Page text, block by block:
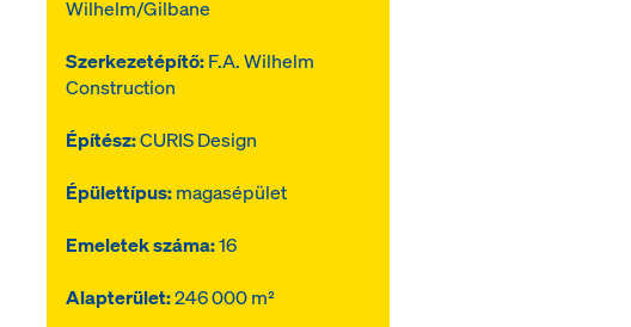
Wilhelm/Gilbane
Szerkezetépítő:F.A. Wilhelm
Construction
Építész:CURIS Design
Épülettípus:magasépület
Emeletek száma:16
Alapterület:246 000 m²